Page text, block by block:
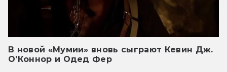
В новой «Мумии» вновь сыграют Кевин Дж.
О’Коннор и Одед Фер